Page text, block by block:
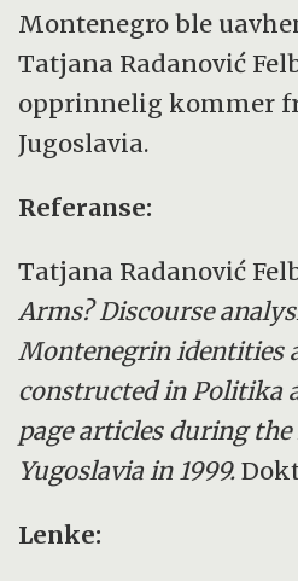
Montenegro ble
Tatjana Radanović
opprinnelig kommer
Jugoslavia.
Referanse:
Tatjana Radanović
Arms? Discourse
Montenegrin identities
constructed in Politika
page articles during
Yugoslavia in 1999.
Lenke: